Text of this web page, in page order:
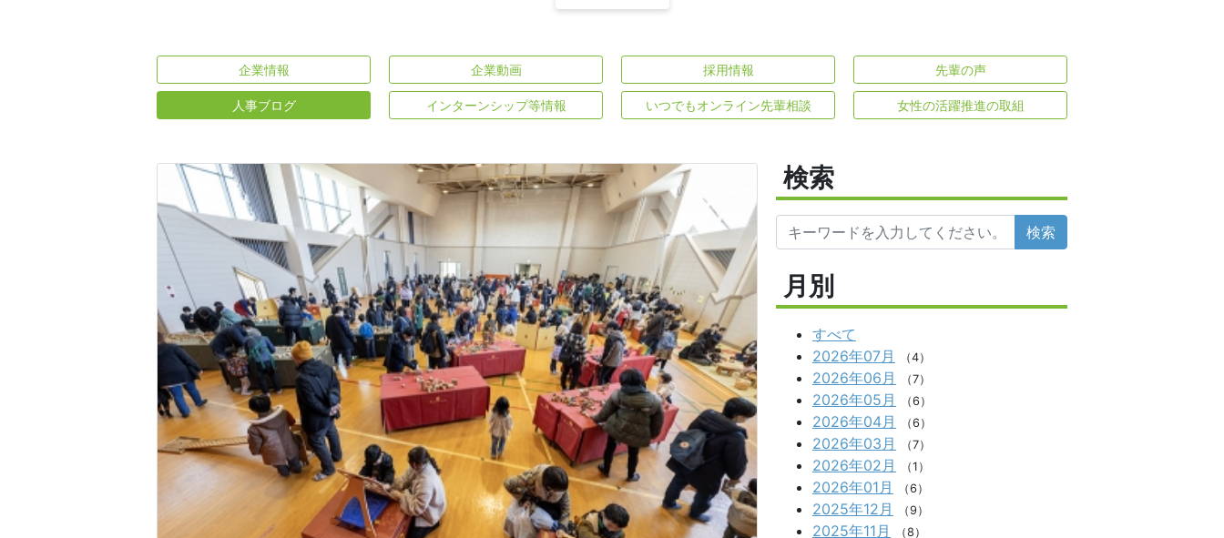
企業情報 企業動画 採用情報 先輩の声
人事ブログ インターンシップ等情報 いつでもオンライン先輩相談 女性の活躍推進の取組
検索
検索
月別
すべて
2026年07月
（4）
2026年06月 （7）
2026年05月 （6）
2026年04月 （6）
2026年03月 （7）
2026年02月 （1）
2026年01月 （6）
2025年12月 （9）
2025年11月 （8）